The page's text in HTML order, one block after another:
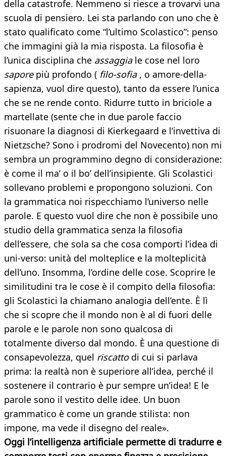
della catastrofe. Nemmeno si riesce a trovarvi una
scuola di pensiero. Lei sta parlando con uno che è
stato qualificato come “l’ultimo Scolastico”: penso
che immagini già la mia risposta. La filosofia è
l’unica disciplina che assaggiale cose nel loro
saporepiù profondo ( filo-sofia, o amore-della-
sapienza, vuol dire questo), tanto da essere l’unica
che se ne rende conto. Ridurre tutto in briciole a
martellate (sente che in due parole faccio
risuonare la diagnosi di Kierkegaard e l’invettiva di
Nietzsche? Sono i prodromi del Novecento) non mi
sembra un programmino degno di considerazione:
è come il ma’ o il bo’ dell’insipiente. Gli Scolastici
sollevano problemi e propongono soluzioni. Con
la grammatica noi rispecchiamo l’universo nelle
parole. E questo vuol dire che non è possibile uno
studio della grammatica senza la filosofia
dell’essere, che sola sa che cosa comporti l’idea di
uni-verso: unità del molteplice e la molteplicità
dell’uno. Insomma, l’ordine delle cose. Scoprire le
similitudini tra le cose è il compito della filosofia:
gli Scolastici la chiamano analogia dell’ente. È lì
che si scopre che il mondo non è al di fuori delle
parole e le parole non sono qualcosa di
totalmente diverso dal mondo. È una questione di
consapevolezza, quel riscattodi cui si parlava
prima: la realtà non è superiore all’idea, perché il
sostenere il contrario è pur sempre un’idea! E le
parole sono il vestito delle idee. Un buon
grammatico è come un grande stilista: non
impone, ma vede il disegno del reale».
Oggi l’intelligenza artificiale permette di tradurre e